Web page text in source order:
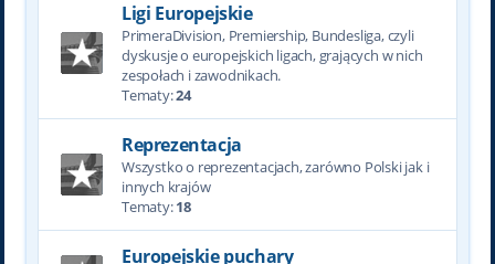
Ligi Europejskie
PrimeraDivision, Premiership, Bundesliga, czyli
dyskusje o europejskich ligach, grających w nich
zespołach i zawodnikach.
Tematy:24
Reprezentacja
Wszystko o reprezentacjach, zarówno Polski jak i
innych krajów
Tematy:18
Europejskie puchary